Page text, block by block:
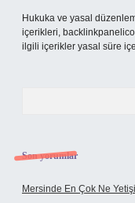
Hukuka ve yasal
içerikleri,
ilgili içerikler yasal süre
Son yorumlar
Mersinde En Çok Ne